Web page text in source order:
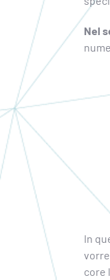
Nel
In
core